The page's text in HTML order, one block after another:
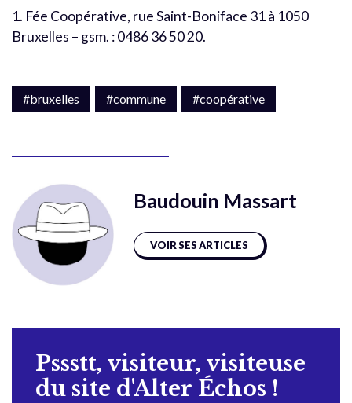
1. Fée Coopérative, rue Saint-Boniface 31 à 1050
Bruxelles – gsm. : 0486 36 50 20.
#bruxelles #commune #coopérative
Baudouin Massart
VOIR SES ARTICLES
Pssstt, visiteur, visiteuse
du site d'Alter Échos !